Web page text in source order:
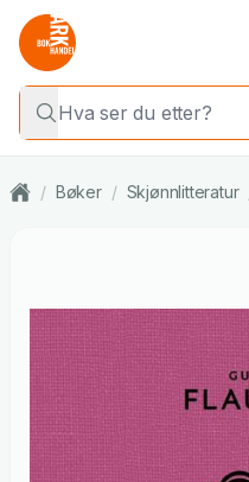
/ Bøker / Skjønnlitteratur